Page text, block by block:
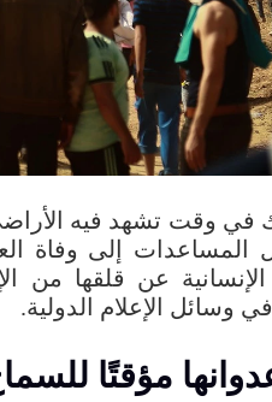
وقت تشهد فيه الأراضي
المساعدات إلى وفاة
عن قلقها من
وسائل الإعلام الدولية.
مؤقتًا